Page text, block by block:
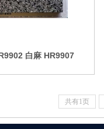
白麻 HR9907
共有1页